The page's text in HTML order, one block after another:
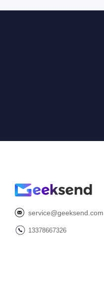
service@geeksend.com
13378667326